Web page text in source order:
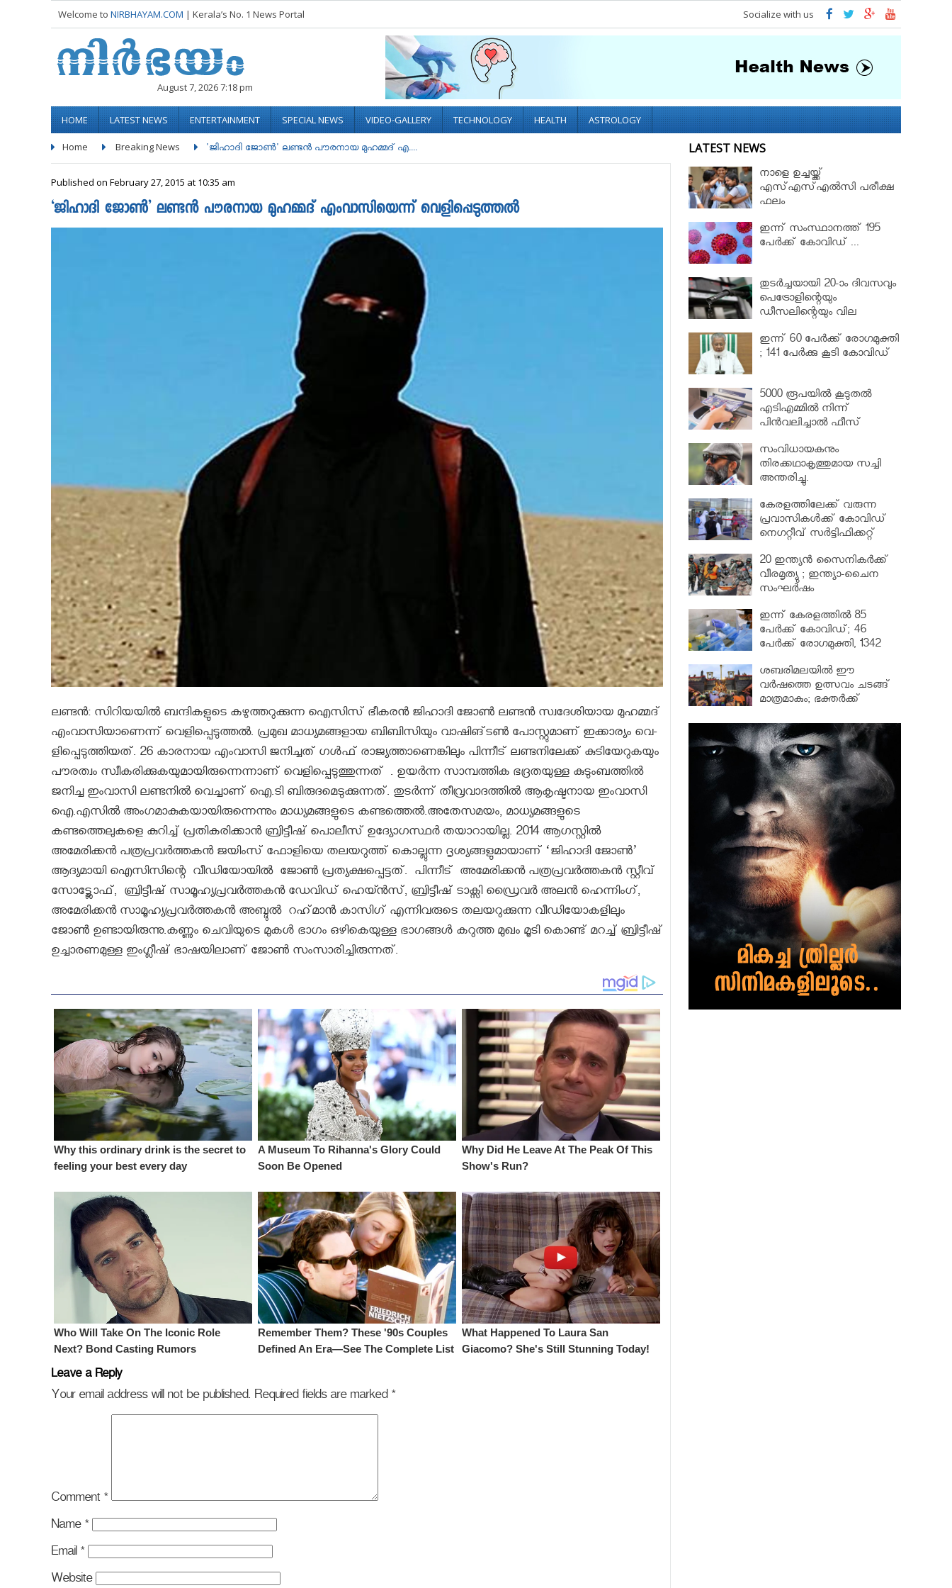
Welcome to NIRBHAYAM.COM | Kerala’s No. 1 News Portal Socialize with us
August 7, 2026 7:18 pm
HOME LATEST NEWS ENTERTAINMENT SPECIAL NEWS VIDEO-GALLERY TECHNOLOGY HEALTH ASTROLOGY
Home Breaking News 'ജി­ഹാ­ദി ജോൺ' ലണ്ടന്‍ പൗരനായ മുഹമ്മദ് എ....
Published on February 27, 2015 at 10:35 am
‘ജി­ഹാ­ദി ജോൺ’ ലണ്ടന്‍ പൗരനായ മുഹമ്മദ് എംവാസിയെന്ന് വെളിപ്പെടുത്തൽ
ല­ണ്ടൻ: സി­റി­യ­യിൽ ബ­ന്ദി­ക­ളു­ടെ ക­ഴു­ത്ത­റു­ക്കു­ന്ന ഐസിസ് ഭീ­ക­രൻ ജി­ഹാ­ദി ജോൺ ല­ണ്ടൻ സ്വ­ദേ­ശി­യാ­യ മു­ഹ­മ്മ­ദ്‌
എം­വാ­സി­യാ­ണെ­ന്ന്‌ വെ­ളി­പ്പെ­ടു­ത്തൽ. പ്ര­മു­ഖ മാ­ധ്യ­മ­ങ്ങ­ളാ­യ ബി­ബി­സി­യും വാ­ഷി­ങ്‌­ടൺ പോ­സ്റ്റു­മാ­ണ്‌ ഇ­ക്കാ­ര്യം വെ­
ളി­പ്പെ­ടു­ത്തി­യ­ത്‌. 26 കാരനായ എംവാസി ജനിച്ചത് ഗള്‍ഫ് രാജ്യത്താണെങ്കിലും പിന്നീട് ലണ്ടനിലേക്ക് കുടിയേറുകയും
പൗരത്വം സ്വീകരിക്കുകയുമായിരുന്നെന്നാണ് വെളിപ്പെടുത്തുന്നത് . ഉയര്‍ന്ന സാമ്പത്തിക ഭദ്രതയുള്ള കുടുംബത്തില്‍
ജനിച്ച ഇംവാസി ലണ്ടനില്‍ വെച്ചാണ് ഐ.ടി ബിരുദമെടുക്കുന്നത്. തുടര്‍ന്ന് തീവ്രവാദത്തില്‍ ആകൃഷ്ടനായ ഇംവാസി
ഐ.എസില്‍ അംഗമാകുകയായിരുന്നെന്നും മാധ്യമങ്ങളുടെ കണ്ടത്തെല്‍.അതേസമയം, മാധ്യമങ്ങളുടെ
കണ്ടത്തെലുകളെ കുറിച്ച് പ്രതികരിക്കാന്‍ ബ്രിട്ടീഷ് പൊലീസ് ഉദ്യോഗസ്ഥര്‍ തയാറായില്ല. 2014 ആഗസ്റ്റില്‍
അമേരിക്കന്‍ പത്രപ്രവര്‍ത്തകന്‍ ജയിംസ് ഫോളിയെ തലയറുത്ത് കൊല്ലുന്ന ദൃശ്യങ്ങളുമായാണ് ‘ജിഹാദി ജോണ്‍’
ആദ്യമായി ഐസിസിന്റെ വീഡിയോയിൽ ജോൺ പ്രത്യക്ഷപ്പെട്ടത്. പിന്നീട് അമേരിക്കൻ പത്രപ്രവർത്തകൻ സ്റ്റീവ്
സോട്ട്ലോഫ്, ബ്രിട്ടീഷ് സാമൂഹ്യപ്രവർത്തകൻ ഡേവിഡ് ഹെയ്ൻസ്, ബ്രിട്ടീഷ് ടാക്സി ഡ്രൈവർ അലൻ ഹെന്നിംഗ്,
അമേരിക്കൻ സാമൂഹ്യപ്രവർത്തകൻ അബ്ദുൽ റഹ്‌മാൻ കാസിഗ് എന്നിവരുടെ തലയറുക്കുന്ന വീഡിയോകളിലും
ജോൺ ഉണ്ടായിരുന്നു.കണ്ണും ചെവിയുടെ മുകള്‍ ഭാഗം ഒഴികെയുള്ള ഭാഗങ്ങള്‍ കറുത്ത മുഖം മൂടി കൊണ്ട് മറച്ച് ബ്രിട്ടീഷ്
ഉച്ചാരണമുള്ള ഇംഗ്ലീഷ് ഭാഷയിലാണ് ജോണ്‍ സംസാരിച്ചിരുന്നത്.
Leave a Reply
Your email address will not be published. Required fields are marked *
Comment *
Name *
Email *
Website
LATEST NEWS
നാളെ ഉച്ചയ്ക്ക്
എസ്എസ്എല്‍സി പരീക്ഷ
ഫലം
ഇന്ന് സംസ്ഥാനത്ത് 195
പേര്‍ക്ക് കോവിഡ് ...
തുടർച്ചയായി 20-ാം ദിവസവും
പെട്രോളിന്റെയും
ഡീസലിന്റെയും വില
ഇന്ന് 60 പേർക്ക് രോഗമുക്തി
; 141 പേര്‍ക്കു കൂടി കോവിഡ്
5000 രൂപയിൽ കൂടുതൽ
എടിഎമ്മിൽ നിന്ന്
പിൻവലിച്ചാൽ ഫീസ്
സംവിധായകനും
തിരക്കഥാകൃത്തുമായ സച്ചി
അന്തരിച്ചു.
കേരളത്തിലേക്ക് വരുന്ന
പ്രവാസികള്‍ക്ക് കോവിഡ്
നെഗറ്റീവ് സര്‍ട്ടിഫിക്കറ്റ്
20 ഇന്ത്യൻ സൈനികർക്ക്
വീരമൃത്യു ; ഇന്ത്യാ-ചൈന
സംഘർഷം
ഇന്ന് കേരളത്തിൽ 85
പേർക്ക് കോവിഡ്; 46
പേർക്ക് രോഗമുക്തി, 1342
ശബരിമലയില്‍ ഈ
വർഷത്തെ ഉത്സവം ചടങ്ങ്
മാത്രമാകും; ഭക്തർക്ക്